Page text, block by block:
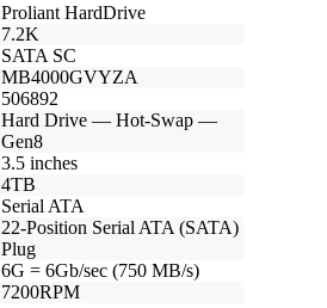
Proliant HardDrive
7.2K
SATA SC
MB4000GVYZA
506892
Hard Drive — Hot-Swap —
Gen8
3.5 inches
4TB
Serial ATA
22-Position Serial ATA (SATA)
Plug
6G = 6Gb/sec (750 MB/s)
7200RPM